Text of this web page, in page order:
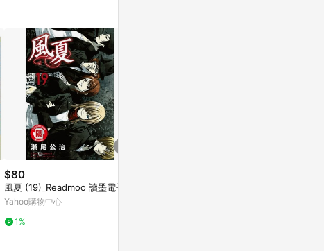
$80
風夏 (19)_Readmoo 讀墨電子書
Yahoo購物中心
1%